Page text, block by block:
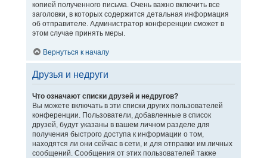
копией полученного письма. Очень важно включить все
заголовки, в которых содержится детальная информация
об отправителе. Администратор конференции сможет в
этом случае принять меры.
Вернуться к началу
Друзья и недруги
Что означают списки друзей и недругов?
Вы можете включать в эти списки других пользователей
конференции. Пользователи, добавленные в список
друзей, будут указаны в вашем личном разделе для
получения быстрого доступа к информации о том,
находятся ли они сейчас в сети, и для отправки им личных
сообщений. Сообщения от этих пользователей также